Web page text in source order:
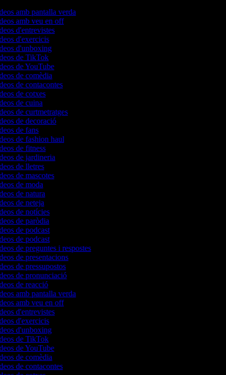
amb pantalla verda
amb veu en off
d'entrevistes
d'exercicis
d'unboxing
de TikTok
de YouTube
de comèdia
de contacontes
de cotxes
de cuina
de curtmetratges
de decoració
de fans
de fashion haul
de fitness
de jardineria
de lletres
de mascotes
de moda
de natura
de neteja
de notícies
de paròdia
de podcast
de podcast
de preguntes i respostes
de presentacions
de pressupostos
de pronunciació
de reacció
amb pantalla verda
amb veu en off
d'entrevistes
d'exercicis
d'unboxing
de TikTok
de YouTube
de comèdia
de contacontes